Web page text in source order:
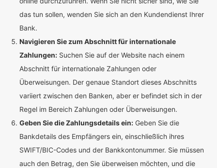
das tun sollen, wenden Sie sich an den Kundendienst Ihrer
Bank.
Navigieren Sie zum Abschnitt für internationale
Zahlungen: Suchen Sie auf der Website nach einem
Abschnitt für internationale Zahlungen oder
Überweisungen. Der genaue Standort dieses Abschnitts
variiert zwischen den Banken, aber er befindet sich in der
Regel im Bereich Zahlungen oder Überweisungen.
Geben Sie die Zahlungsdetails ein: Geben Sie die
Bankdetails des Empfängers ein, einschließlich ihres
SWIFT/BIC-Codes und der Bankkontonummer. Sie müssen
auch den Betrag, den Sie überweisen möchten, und die